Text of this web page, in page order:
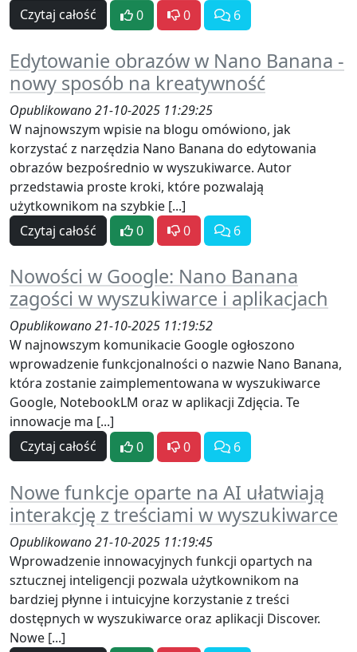
Czytaj całość
0 0 6
Edytowanie obrazów w Nano Banana -
nowy sposób na kreatywność
Opublikowano 21-10-2025 11:29:25
W najnowszym wpisie na blogu omówiono, jak
korzystać z narzędzia Nano Banana do edytowania
obrazów bezpośrednio w wyszukiwarce. Autor
przedstawia proste kroki, które pozwalają
użytkownikom na szybkie [...]
Czytaj całość
0 0 6
Nowości w Google: Nano Banana
zagości w wyszukiwarce i aplikacjach
Opublikowano 21-10-2025 11:19:52
W najnowszym komunikacie Google ogłoszono
wprowadzenie funkcjonalności o nazwie Nano Banana,
która zostanie zaimplementowana w wyszukiwarce
Google, NotebookLM oraz w aplikacji Zdjęcia. Te
innowacje ma [...]
Czytaj całość
0 0 6
Nowe funkcje oparte na AI ułatwiają
interakcję z treściami w wyszukiwarce
Opublikowano 21-10-2025 11:19:45
Wprowadzenie innowacyjnych funkcji opartych na
sztucznej inteligencji pozwala użytkownikom na
bardziej płynne i intuicyjne korzystanie z treści
dostępnych w wyszukiwarce oraz aplikacji Discover.
Nowe [...]